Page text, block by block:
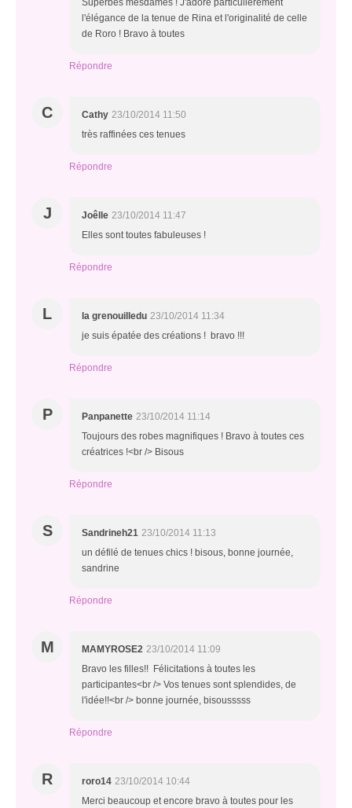
Superbes mesdames ! J'adore particulièrement
l'élégance de la tenue de Rina et l'originalité de celle
de Roro ! Bravo à toutes
Répondre
C Cathy 23/10/2014 11:50
très raffinées ces tenues
Répondre
J Joêlle 23/10/2014 11:47
Elles sont toutes fabuleuses !
Répondre
L la grenouilledu 23/10/2014 11:34
je suis épatée des créations ! bravo !!!
Répondre
P Panpanette 23/10/2014 11:14
Toujours des robes magnifiques ! Bravo à toutes ces
créatrices !<br /> Bisous
Répondre
S Sandrineh21 23/10/2014 11:13
un défilé de tenues chics ! bisous, bonne journée,
sandrine
Répondre
M MAMYROSE2 23/10/2014 11:09
Bravo les filles!! Félicitations à toutes les
participantes<br /> Vos tenues sont splendides, de
l'idée!!<br /> bonne journée, bisousssss
Répondre
R roro14 23/10/2014 10:44
Merci beaucoup et encore bravo à toutes pour les